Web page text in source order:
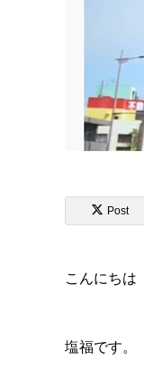
Post
こんにちは
塩福です。